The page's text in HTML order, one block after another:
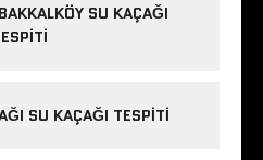
SU KAÇAĞI
SU KAÇAĞI TESPITI